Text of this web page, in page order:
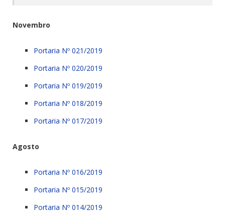
Novembro
Portaria Nº 021/2019
Portaria Nº 020/2019
Portaria Nº 019/2019
Portaria Nº 018/2019
Portaria Nº 017/2019
Agosto
Portaria Nº 016/2019
Portaria Nº 015/2019
Portaria Nº 014/2019